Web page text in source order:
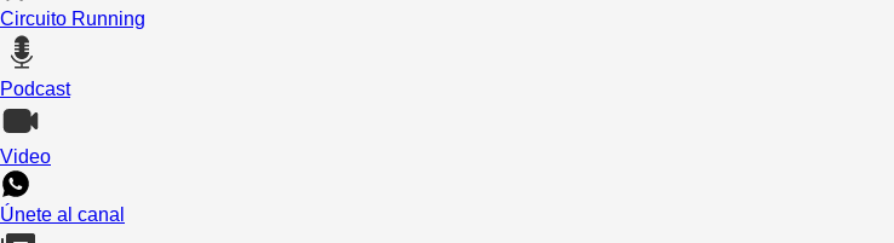
Circuito Running
Podcast
Video
Únete al canal